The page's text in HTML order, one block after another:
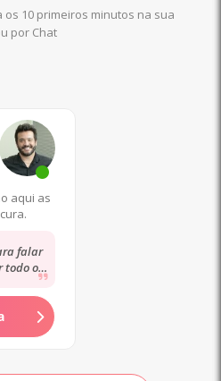
10 primeiros minutos na sua
por Chat
aqui as
falar
todo o
bom